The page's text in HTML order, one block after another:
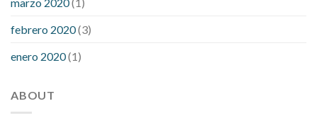
febrero 2020(3)
enero 2020(1)
ABOUT